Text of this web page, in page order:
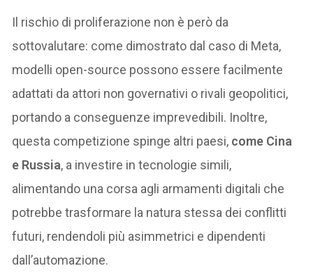
Il rischio di proliferazione non è però da
sottovalutare: come dimostrato dal caso di Meta,
modelli open-source possono essere facilmente
adattati da attori non governativi o rivali geopolitici,
portando a conseguenze imprevedibili. Inoltre,
questa competizione spinge altri paesi, come Cina
e Russia, a investire in tecnologie simili,
alimentando una corsa agli armamenti digitali che
potrebbe trasformare la natura stessa dei conflitti
futuri, rendendoli più asimmetrici e dipendenti
dall’automazione.